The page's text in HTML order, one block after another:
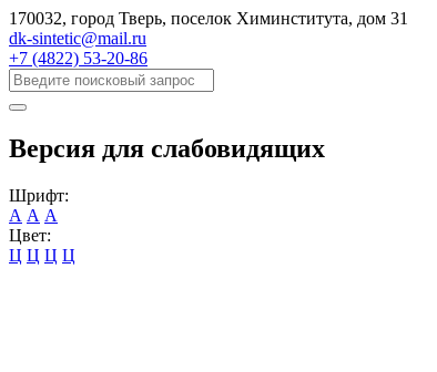
170032, город Тверь, поселок Химинститута, дом 31
dk-sintetic@mail.ru
+7 (4822) 53-20-86
Версия для слабовидящих
Шрифт:
А А А
Цвет:
Ц Ц Ц Ц